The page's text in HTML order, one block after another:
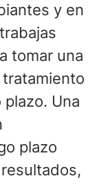
y en
tomar una
Una
plazo